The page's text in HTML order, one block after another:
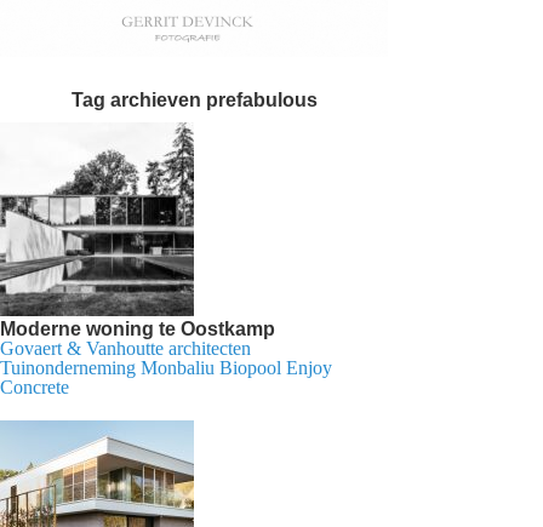
Tag archieven prefabulous
Moderne woning te Oostkamp
Govaert & Vanhoutte architecten
Tuinonderneming Monbaliu Biopool Enjoy
Concrete